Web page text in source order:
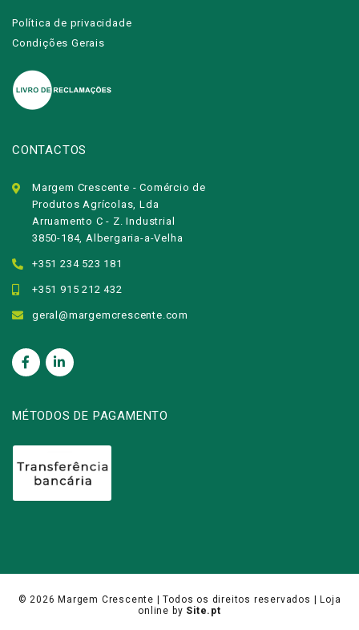
Política de privacidade
Condições Gerais
CONTACTOS
Margem Crescente - Comércio de
Produtos Agrícolas, Lda
Arruamento C - Z. Industrial
3850-184, Albergaria-a-Velha
+351 234 523 181
+351 915 212 432
geral@margemcrescente.com
MÉTODOS DE PAGAMENTO
© 2026 Margem Crescente | Todos os direitos reservados |
Loja
online by Site.pt